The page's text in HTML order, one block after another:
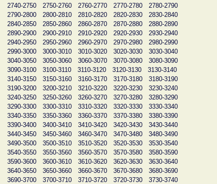
2740-2750
2750-2760 2760-2770 2770-2780
2780-2790
2790-2800
2800-2810 2810-2820 2820-2830
2830-2840
2840-2850
2850-2860 2860-2870 2870-2880
2880-2890
2890-2900
2900-2910 2910-2920 2920-2930
2930-2940
2940-2950
2950-2960 2960-2970 2970-2980
2980-2990
2990-3000
3000-3010 3010-3020 3020-3030
3030-3040
3040-3050
3050-3060 3060-3070 3070-3080
3080-3090
3090-3100
3100-3110 3110-3120 3120-3130
3130-3140
3140-3150
3150-3160 3160-3170 3170-3180
3180-3190
3190-3200
3200-3210 3210-3220 3220-3230
3230-3240
3240-3250
3250-3260 3260-3270 3270-3280
3280-3290
3290-3300
3300-3310 3310-3320 3320-3330
3330-3340
3340-3350
3350-3360 3360-3370 3370-3380
3380-3390
3390-3400
3400-3410 3410-3420 3420-3430
3430-3440
3440-3450
3450-3460 3460-3470 3470-3480
3480-3490
3490-3500
3500-3510 3510-3520 3520-3530
3530-3540
3540-3550
3550-3560 3560-3570 3570-3580
3580-3590
3590-3600
3600-3610 3610-3620 3620-3630
3630-3640
3640-3650
3650-3660 3660-3670 3670-3680
3680-3690
3690-3700
3700-3710 3710-3720 3720-3730
3730-3740